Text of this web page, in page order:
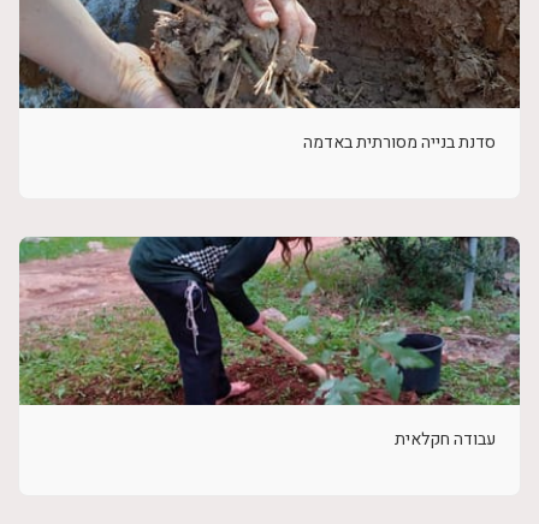
סדנת בנייה מסורתית באדמה
עבודה חקלאית